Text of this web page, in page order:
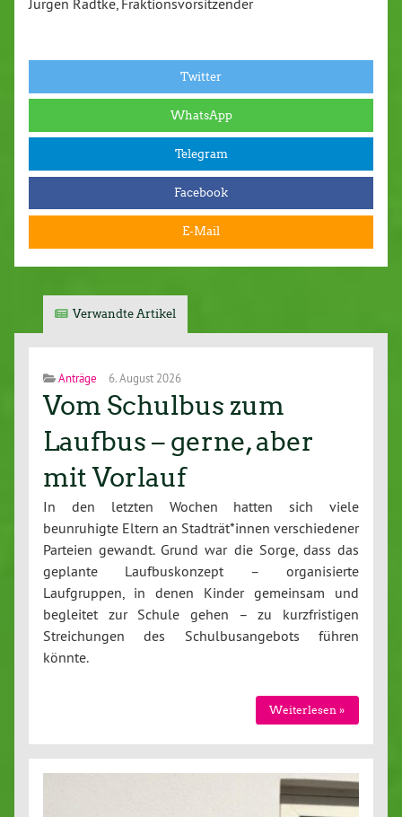
Twitter
WhatsApp
Telegram
Facebook
E-Mail
Verwandte Artikel
Anträge 6. August 2026
Vom Schulbus zum
Laufbus – gerne, aber
mit Vorlauf
In den letzten Wochen hatten sich viele
beunruhigte Eltern an Stadträt*innen verschiedener
Parteien gewandt. Grund war die Sorge, dass das
geplante Laufbuskonzept – organisierte
Laufgruppen, in denen Kinder gemeinsam und
begleitet zur Schule gehen – zu kurzfristigen
Streichungen des Schulbusangebots führen
könnte.
Weiterlesen »